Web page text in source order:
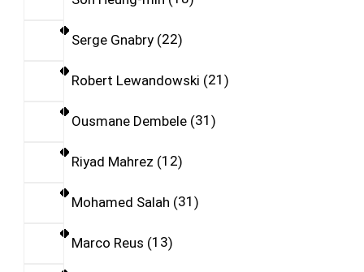
Serge Gnabry 22
Robert Lewandowski 21
Ousmane Dembele 31
Riyad Mahrez 12
Mohamed Salah 31
Marco Reus 13